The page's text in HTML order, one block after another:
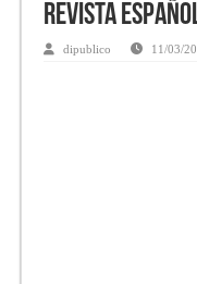
Revista
dipublico 11/03/